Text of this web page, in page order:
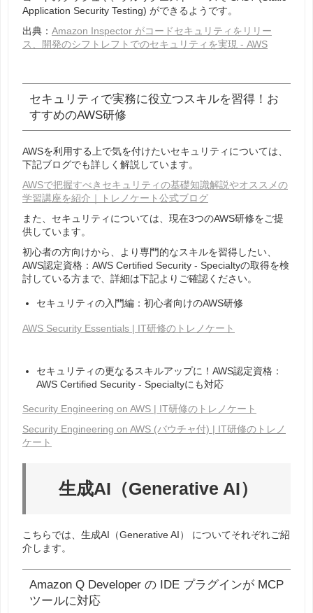
Application Security Testing) ができるようです。
出典： Amazon Inspector がコードセキュリティをリリー
ス、開発のシフトレフトでのセキュリティを実現 - AWS
セキュリティで実務に役立つスキルを習得！お
すすめのAWS研修
AWSを利用する上で気を付けたいセキュリティについては、
下記ブログでも詳しく解説しています。
AWSで把握すべきセキュリティの基礎知識解説やオススメの
学習講座を紹介｜トレノケート公式ブログ
また、セキュリティについては、現在3つのAWS研修をご提
供しています。
初心者の方向けから、より専門的なスキルを習得したい、
AWS認定資格：AWS Certified Security - Specialtyの取得を検
討している方まで、詳細は下記よりご確認ください。
セキュリティの入門編：初心者向けのAWS研修
AWS Security Essentials | IT研修のトレノケート
セキュリティの更なるスキルアップに！AWS認定資格：
AWS Certified Security - Specialtyにも対応
Security Engineering on AWS | IT研修のトレノケート
Security Engineering on AWS (バウチャ付) | IT研修のトレノ
ケート
生成AI（Generative AI）
こちらでは、 生成AI（Generative AI）
についてそれぞれご紹
介します。
Amazon Q Developer の IDE プラグインが MCP
ツールに対応